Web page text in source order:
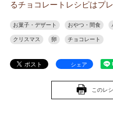
るチョコレートレシピはプ
お菓子・デザート おやつ・間食
クリスマス 卵 チョコレート
シェア
このレ